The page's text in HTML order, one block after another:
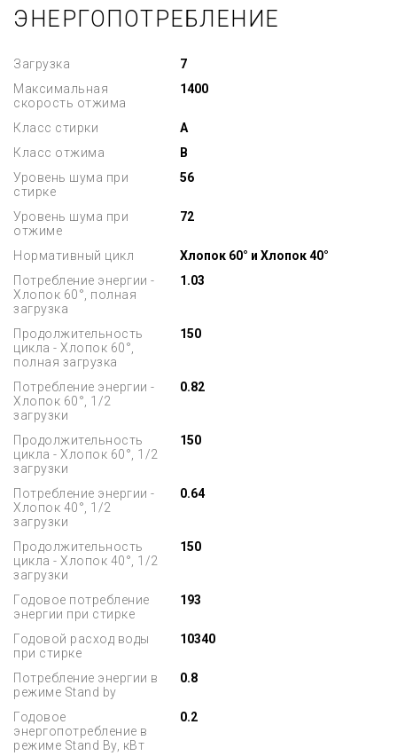
ЭНЕРГОПОТРЕБЛЕНИЕ
Загрузка
7
Максимальная
скорость отжима
1400
Класс стирки
A
Класс отжима
B
Уровень шума при
стирке
56
Уровень шума при
отжиме
72
Нормативный цикл
Хлопок 60° и Хлопок 40°
Потребление энергии -
Хлопок 60°, полная
загрузка
1.03
Продолжительность
цикла - Хлопок 60°,
полная загрузка
150
Потребление энергии -
Хлопок 60°, 1/2
загрузки
0.82
Продолжительность
цикла - Хлопок 60°, 1/2
загрузки
150
Потребление энергии -
Хлопок 40°, 1/2
загрузки
0.64
Продолжительность
цикла - Хлопок 40°, 1/2
загрузки
150
Годовое потребление
энергии при стирке
193
Годовой расход воды
при стирке
10340
Потребление энергии в
режиме Stand by
0.8
Годовое
энергопотребление в
режиме Stand By, кВт
0.2